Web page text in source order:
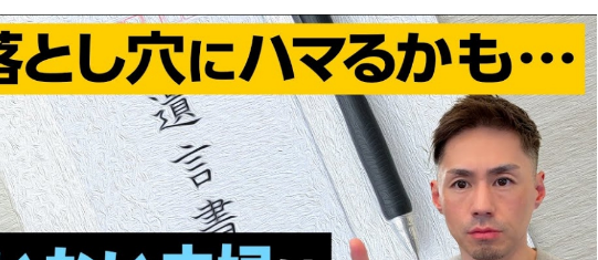
無料相談受付
CONTACT
無料相談のご予約はこちらの連絡先から受け付けております。
お気軽にご連絡いただけますと幸いです。